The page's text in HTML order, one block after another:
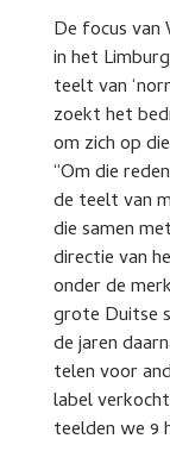
De focus van
in het
teelt van
zoekt het
om zich op
“Om die
de teelt van
die samen
directie van
onder de
grote Duitse
de jaren
telen voor
label
teelden we 9